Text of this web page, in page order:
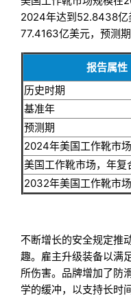
2024年达到52.8438亿
77.4163亿美元，预测
报告属性
历史时期
基准年
预测期
2024年美国工作靴市
美国工作靴市场，年复
2032年美国工作靴市
不断增长的安全规定推
趣。雇主升级装备以满
所伤害。品牌增加了防
学的缓冲，以支持长时